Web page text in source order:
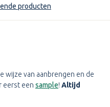
producten
wijze van aanbrengen en de
eerst een sample! Altijd